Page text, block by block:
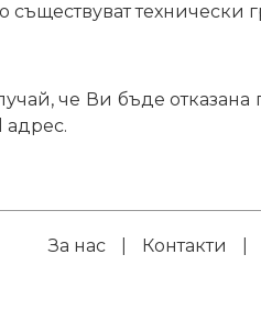
съществуват
че Ви бъде
адрес.
За нас Контакти